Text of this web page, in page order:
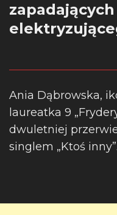
Ania Dąbrowska,
laureatka 9
dwuletniej
singlem „Ktoś inny”.